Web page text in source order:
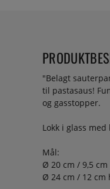
"Belagt
til pastasaus!
og gasstopper.
Lokk i glass
Mål:
Ø 20 cm / 9,5
Ø 24 cm / 12 cm